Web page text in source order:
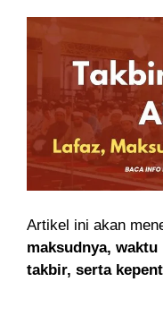
Artikel ini akan
maksudnya,
takbir, serta